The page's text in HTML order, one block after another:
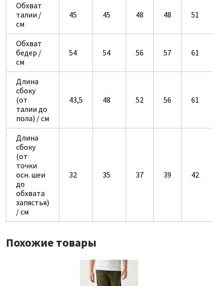
Обхват
талии /
см
45 45 48 48 51
Обхват
бедер /
см
54 54 56 57 61
Длина
сбоку
(от
талии до
пола) / см
43,5 48 52 56 61
Длина
сбоку
(от
точки
осн. шеи
до
обхвата
запястья)
/ см
32 35 37 39 42
Похожие товары